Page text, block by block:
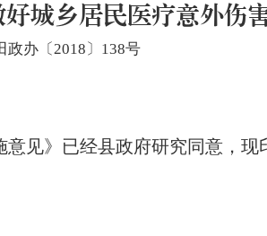
城乡居民医疗意外伤
政办〔2018〕138号
》已经县政府研究同意，现